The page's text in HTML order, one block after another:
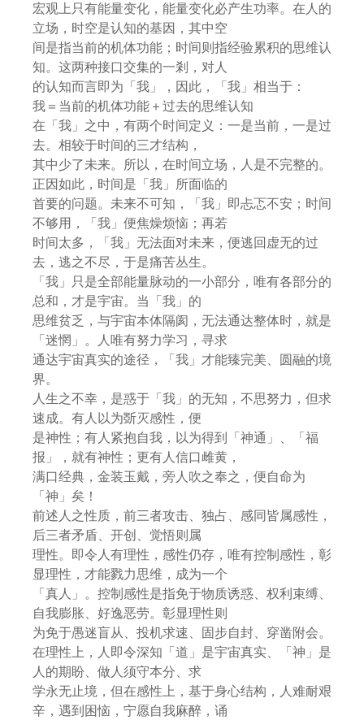
宏观上只有能量变化，能量变化必产生功率。在人的
立场，时空是认知的基因，其中空
间是指当前的机体功能；时间则指经验累积的思维认
知。这两种接口交集的一剎，对人
的认知而言即为「我」，因此，「我」相当于：
我＝当前的机体功能＋过去的思维认知
在「我」之中，有两个时间定义：一是当前，一是过
去。相较于时间的三才结构，
其中少了未来。所以，在时间立场，人是不完整的。
正因如此，时间是「我」所面临的
首要的问题。未来不可知，「我」即忐忑不安；时间
不够用，「我」便焦燥烦恼；再若
时间太多，「我」无法面对未来，便逃回虚无的过
去，逃之不尽，于是痛苦丛生。
「我」只是全部能量脉动的一小部分，唯有各部分的
总和，才是宇宙。当「我」的
思维贫乏，与宇宙本体隔阂，无法通达整体时，就是
「迷惘」。人唯有努力学习，寻求
通达宇宙真实的途径，「我」才能臻完美、圆融的境
界。
人生之不幸，是惑于「我」的无知，不思努力，但求
速成。有人以为斲灭感性，便
是神性；有人紧抱自我，以为得到「神通」、「福
报」，就有神性；更有人信口雌黄，
满口经典，金装玉戴，旁人吹之奉之，便自命为
「神」矣！
前述人之性质，前三者攻击、独占、感同皆属感性，
后三者矛盾、开创、觉悟则属
理性。即令人有理性，感性仍存，唯有控制感性，彰
显理性，才能戮力思维，成为一个
「真人」。控制感性是指免于物质诱惑、权利束缚、
自我膨胀、好逸恶劳。彰显理性则
为免于愚迷盲从、投机求速、固步自封、穿凿附会。
在理性上，人即令深知「道」是宇宙真实、「神」是
人的期盼、做人须守本分、求
学永无止境，但在感性上，基于身心结构，人难耐艰
辛，遇到困恼，宁愿自我麻醉，诵